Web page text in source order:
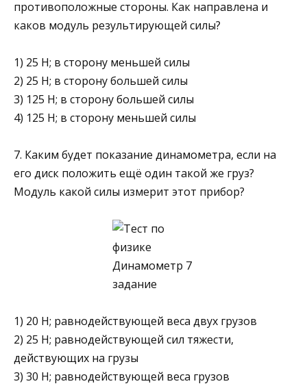
противопо­ложные стороны. Как направлена и
каков модуль результиру­ющей силы?
1) 25 Н; в сторону меньшей силы
2) 25 Н; в сторону большей силы
3) 125 Н; в сторону большей силы
4) 125 Н; в сторону меньшей силы
7. Каким будет показание динамометра, если на
его диск положить ещё один та­кой же груз?
Модуль какой силы изме­рит этот прибор?
1) 20 Н; равнодействующей веса двух грузов
2) 25 Н; равнодействующей сил тяжести,
действующих на грузы
3) 30 Н; равнодействующей веса грузов